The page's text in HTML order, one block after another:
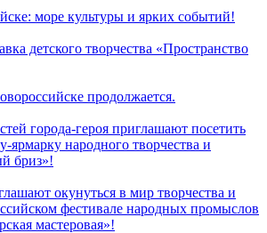
море культуры и ярких событий!
детского творчества «Пространство
продолжается.
города-героя приглашают посетить
народного творчества и
бриз»!
окунуться в мир творчества и
фестивале народных промыслов
мастеровая»!